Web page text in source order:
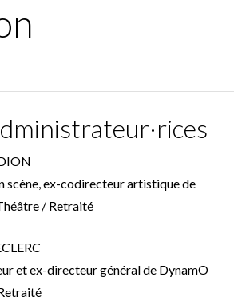
scène, ex-codirecteur artistique de
/ Retraité
et ex-directeur général de DynamO